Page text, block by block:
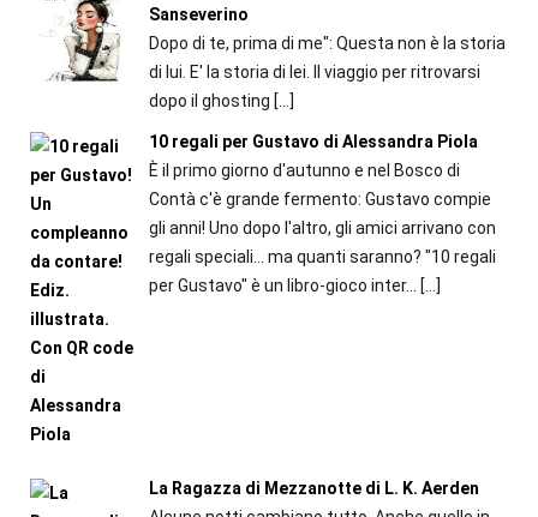
Sanseverino
Dopo di te, prima di me": Questa non è la storia
di lui. E' la storia di lei. Il viaggio per ritrovarsi
dopo il ghosting […]
10 regali per Gustavo di Alessandra Piola
È il primo giorno d'autunno e nel Bosco di
Contà c'è grande fermento: Gustavo compie
gli anni! Uno dopo l'altro, gli amici arrivano con
regali speciali... ma quanti saranno? "10 regali
per Gustavo" è un libro-gioco inter...
[…]
La Ragazza di Mezzanotte di L. K. Aerden